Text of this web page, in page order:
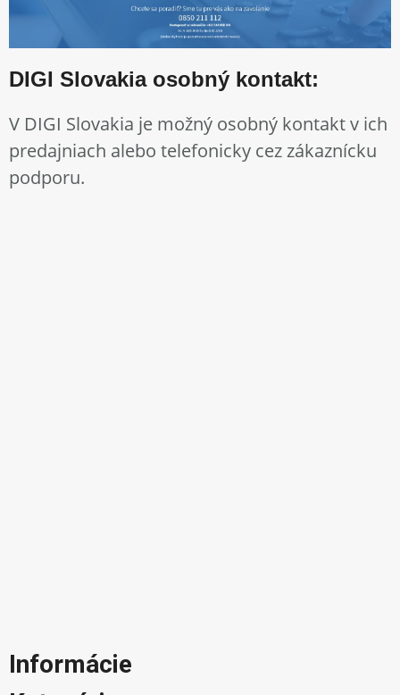
DIGI Slovakia osobný kontakt:
V DIGI Slovakia je možný osobný kontakt v ich
predajniach alebo telefonicky cez zákaznícku
podporu.
Informácie